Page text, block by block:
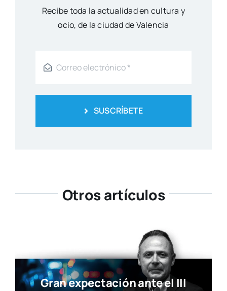
Reci­be toda la actua­li­dad en cul­tu­ra y
ocio, de la ciu­dad de Valen­cia
SUSCRÍBETE
Otros artículos
Gran expectación ante el III